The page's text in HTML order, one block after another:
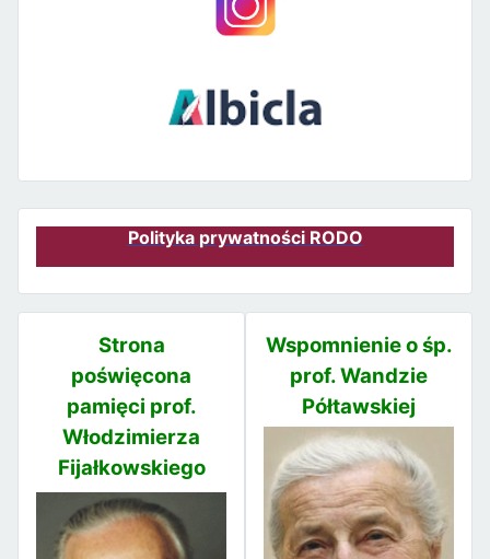
Polityka prywatności RODO
Strona
poświęcona
pamięci prof.
Włodzimierza
Fijałkowskiego
Wspomnienie o śp.
prof. Wandzie
Półtawskiej